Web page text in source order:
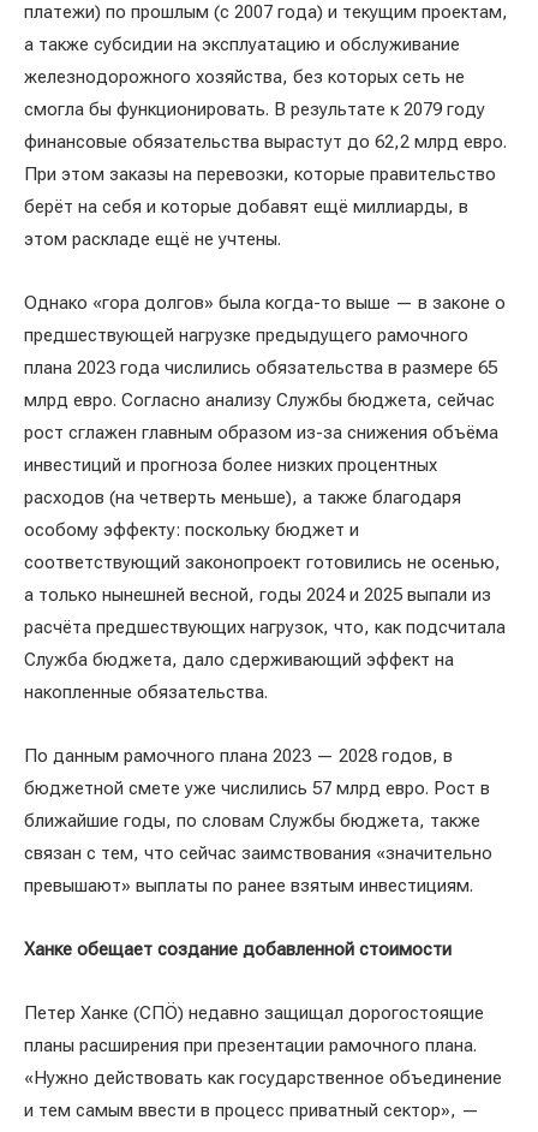
платежи) по прошлым (с 2007 года) и текущим проектам,
а также субсидии на эксплуатацию и обслуживание
железнодорожного хозяйства, без которых сеть не
смогла бы функционировать. В результате к 2079 году
финансовые обязательства вырастут до 62,2 млрд евро.
При этом заказы на перевозки, которые правительство
берёт на себя и которые добавят ещё миллиарды, в
этом раскладе ещё не учтены.
Однако «гора долгов» была когда-то выше — в законе о
предшествующей нагрузке предыдущего рамочного
плана 2023 года числились обязательства в размере 65
млрд евро. Согласно анализу Службы бюджета, сейчас
рост сглажен главным образом из-за снижения объёма
инвестиций и прогноза более низких процентных
расходов (на четверть меньше), а также благодаря
особому эффекту: поскольку бюджет и
соответствующий законопроект готовились не осенью,
а только нынешней весной, годы 2024 и 2025 выпали из
расчёта предшествующих нагрузок, что, как подсчитала
Служба бюджета, дало сдерживающий эффект на
накопленные обязательства.
По данным рамочного плана 2023 — 2028 годов, в
бюджетной смете уже числились 57 млрд евро. Рост в
ближайшие годы, по словам Службы бюджета, также
связан с тем, что сейчас заимствования «значительно
превышают» выплаты по ранее взятым инвестициям.
Ханке обещает создание добавленной стоимости
Петер Ханке (СПÖ) недавно защищал дорогостоящие
планы расширения при презентации рамочного плана.
«Нужно действовать как государственное объединение
и тем самым ввести в процесс приватный сектор», —